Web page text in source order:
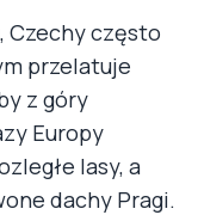
Czechy często
przelatuje
z góry
Europy
lasy, a
dachy Pragi.